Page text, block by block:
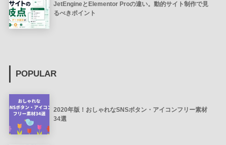
JetEngineとElementor Proの違い。動的サイト制作で見
るべきポイント
POPULAR
2020年版！おしゃれなSNSボタン・アイコンフリー素材
34選